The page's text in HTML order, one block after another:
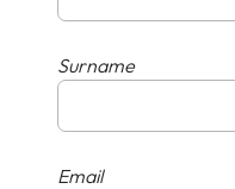
Surname
Email